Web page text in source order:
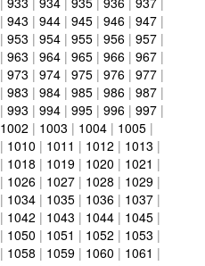
| 943 | 944 | 945 | 946 | 947 |
| 953 | 954 | 955 | 956 | 957 |
| 963 | 964 | 965 | 966 | 967 |
| 973 | 974 | 975 | 976 | 977 |
| 983 | 984 | 985 | 986 | 987 |
| 993 | 994 | 995 | 996 | 997 |
1002 | 1003 | 1004 | 1005 |
| 1010 | 1011 | 1012 | 1013 |
| 1018 | 1019 | 1020 | 1021 |
| 1026 | 1027 | 1028 | 1029 |
| 1034 | 1035 | 1036 | 1037 |
| 1042 | 1043 | 1044 | 1045 |
| 1050 | 1051 | 1052 | 1053 |
| 1058 | 1059 | 1060 | 1061 |